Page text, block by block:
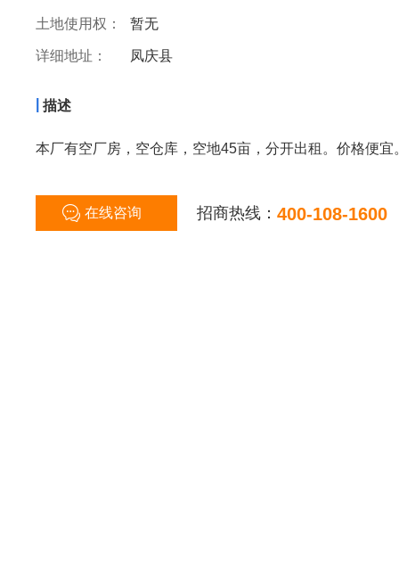
土地使用权： 暂无
详细地址： 凤庆县
描述
本厂有空厂房，空仓库，空地45亩，分开出租。价格便宜
在线咨询 招商热线： 400-108-1600